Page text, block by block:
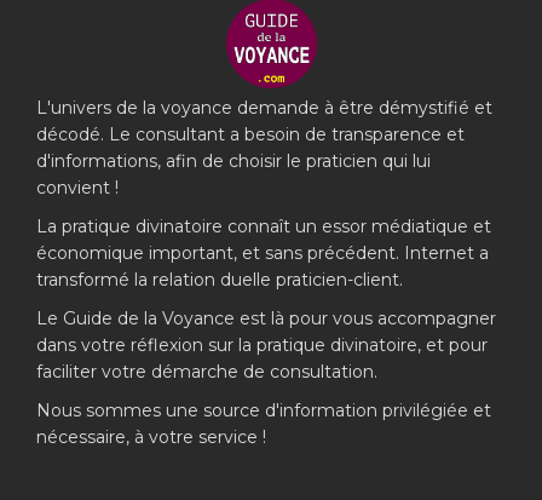
L'univers de la voyance demande à être démystifié et
décodé. Le consultant a besoin de transparence et
d'informations, afin de choisir le praticien qui lui
convient !
La pratique divinatoire connaît un essor médiatique et
économique important, et sans précédent. Internet a
transformé la relation duelle praticien-client.
Le Guide de la Voyance est là pour vous accompagner
dans votre réflexion sur la pratique divinatoire, et pour
faciliter votre démarche de consultation.
Nous sommes une source d'information privilégiée et
nécessaire, à votre service !